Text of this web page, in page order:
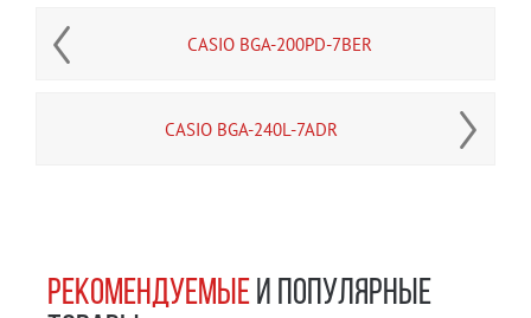
CASIO BGA-200PD-7BER
CASIO BGA-240L-7ADR
РЕКОМЕНДУЕМЫЕИ ПОПУЛЯРНЫЕ